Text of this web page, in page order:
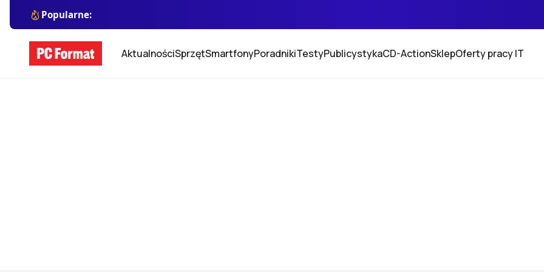
Popularne:
AktualnościSprzętSmartfonyPoradnikiTestyPublicystykaCD-ActionSklepOferty pracy IT